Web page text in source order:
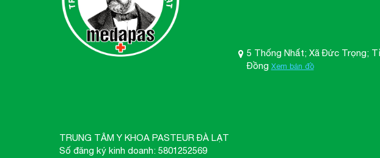
5 Thống Nhất; Xã Đức Trọng;
Đồng Xem bản đồ
TRUNG TÂM Y KHOA PASTEUR ĐÀ LẠT
Số đăng ký kinh doanh: 5801252569